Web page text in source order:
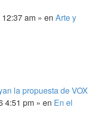
am » en Arte y
la propuesta de VOX
4:51 pm » en En el